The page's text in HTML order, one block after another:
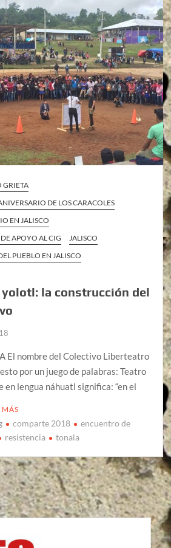
GRIETA
DE LOS CARACOLES
EN JALISCO
APOYO AL CIG
JALISCO
PUEBLO EN JALISCO
la construcción del
El nombre del Colectivo Liberteatro
por un juego de palabras: Teatro
en lengua náhuatl significa: “en el
MÁS
comparte 2018
encuentro de
resistencia tonala